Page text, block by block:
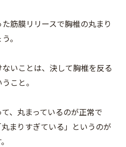
筋膜リリースで胸椎の丸まり
。
いことは、決して胸椎を反る
こと。
、丸まっているのが正常で
まりすぎている」というのが